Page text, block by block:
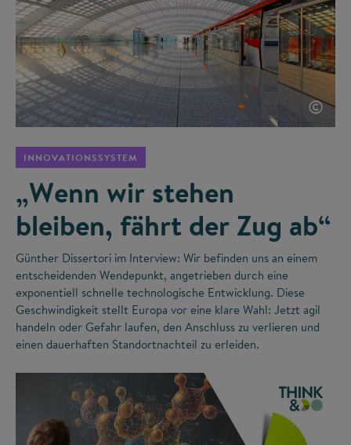
©
INNOVATIONSSYSTEM
„Wenn wir stehen
bleiben, fährt der Zug ab“
Günther Dissertori im Interview: Wir befinden uns an einem
entscheidenden Wendepunkt, angetrieben durch eine
exponentiell schnelle technologische Entwicklung. Diese
Geschwindigkeit stellt Europa vor eine klare Wahl: Jetzt agil
handeln oder Gefahr laufen, den Anschluss zu verlieren und
einen dauerhaften Standortnachteil zu erleiden.